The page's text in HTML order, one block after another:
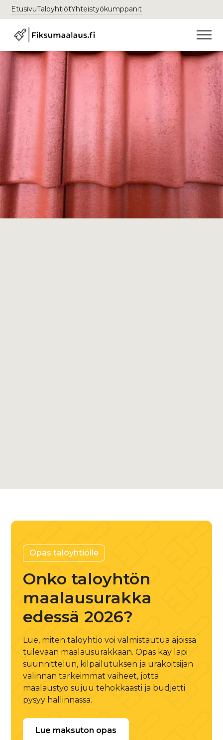
EtusivuTaloyhtiötYhteistyökumppanit
Opas taloyhtiölle
Onko taloyhtön
maalausurakka
edessä 2026?
Lue, miten taloyhtiö voi valmistautua ajoissa
tulevaan maalausurakkaan. Opas käy läpi
suunnittelun, kilpailutuksen ja urakoitsijan
valinnan tärkeimmät vaiheet, jotta
maalaustyö sujuu tehokkaasti ja budjetti
pysyy hallinnassa.
Lue maksuton opas